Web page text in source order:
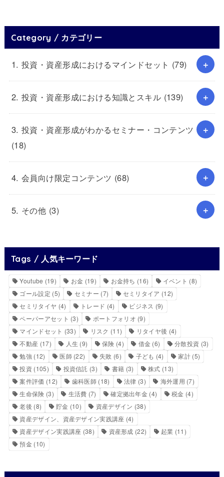
Category / カテゴリー
1. 投資・資産形成におけるマインドセット (79)
2. 投資・資産形成における知識とスキル (139)
3. 投資・資産形成がわかるセミナー・コンテンツ
(18)
4. 会員向け限定コンテンツ (68)
5. その他 (3)
Tags / 人気キーワード
Youtube (19) お金 (19) お金持ち (16) イベント (8)
ゴール設定 (5) セミナー (7) セミリタイア (12)
セミリタイヤ (4) トレード (4) ビジネス (9)
ペーパーアセット (3) ポートフォリオ (9)
マインドセット (33) リスク (11) リタイヤ後 (4)
不動産 (17) 人生 (9) 保険 (4) 借金 (6) 分散投資 (3)
勉強 (12) 医師(22) 失敗 (6) 子ども (4) 家計(5)
投資 (105) 投資信託 (3) 書籍 (3) 株式 (13)
案件評価 (12) 歯科医師 (18) 法律 (3) 海外運用 (7)
生命保険 (3) 生活費 (7) 確定拠出年金 (4) 税金 (4)
老後 (8) 貯金 (10) 資産デザイン (38)
資産デザイン、資産デザイン実践講座 (4)
資産デザイン実践講座 (38) 資産形成 (22) 起業 (11)
預金 (10)